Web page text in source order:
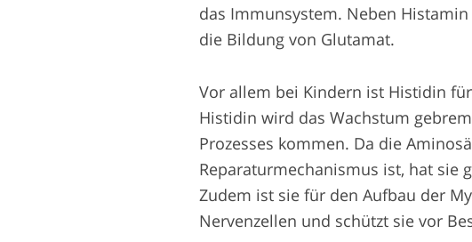
das Immunsystem. Neben
die Bildung von Glutamat.
Vor allem bei Kindern ist Histidin
Histidin wird das Wachstum
Prozesses kommen. Da die
Reparaturmechanismus ist, hat sie
Zudem ist sie für den Aufbau der
Nervenzellen und schützt sie vor